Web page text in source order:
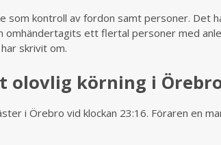
som kontroll av fordon samt personer. Det
omhändertagits ett flertal personer med
skrivit om.
olovlig körning i
i Örebro vid klockan 23:16. Föraren en